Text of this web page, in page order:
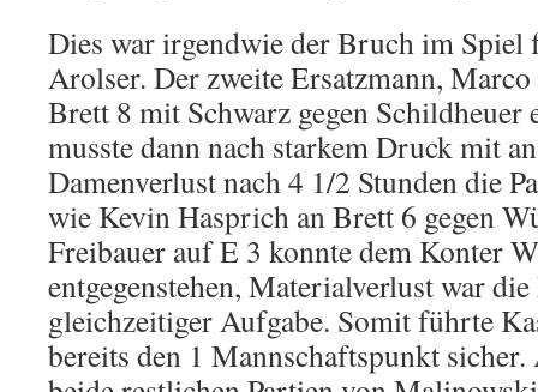
Dies war irgendwie der Bruch im Spiel
Arolser. Der zweite Ersatzmann,
Brett 8 mit Schwarz gegen Schildheuer
musste dann nach starkem Druck mit
Damenverlust nach 4 1/2 Stunden die
wie Kevin Hasprich an Brett 6 gegen
Freibauer auf E 3 konnte dem Konter
entgegenstehen, Materialverlust war
gleichzeitiger Aufgabe. Somit führte
bereits den 1 Mannschaftspunkt